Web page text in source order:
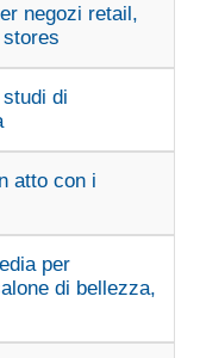
negozi retail,
di
atto con i
per
di bellezza,